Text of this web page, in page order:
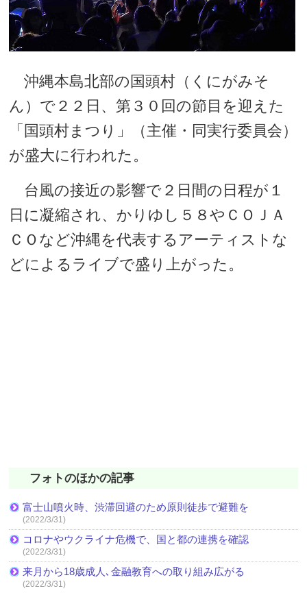
沖縄本島北部の国頭村（くにがみそ
ん）で２２日、第３０回の節目を迎えた
「国頭村まつり」（主催・同実行委員会）
が盛大に行われた。
台風の接近の影響で２日間の日程が１
日に凝縮され、かりゆし５８やＣＯＪＡ
ＣＯなど沖縄を代表するアーティストな
どによるライブで盛り上がった。
フォトのほかの記事
富士山噴火時、渋滞回避のため原則徒歩で避難を
(2022/3/31)
コロナやウクライナ危機で、国と都の連携を確認
(2022/3/31)
来月から18歳成人､金融教育への取り組み広がる
(2022/3/31)